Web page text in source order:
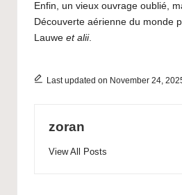
Enfin, un vieux ouvrage oublié,
Découverte aérienne du monde
Lauwe et alii.
Last updated on November 24,
zoran
View All Posts